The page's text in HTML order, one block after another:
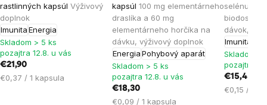
rastlinných kapsúl Výživový
doplnok
ImunitaEnergia
je
5,0
z
5
hviezdičiek.
Skladom > 5 ks
pozajtra 12.8. u vás
€21,90
Jednotková
€0,37 / 1 kapsula
kapsúl 100 mg elementárneho
draslíka a 60 mg
elementárneho horčíka na
dávku, výživový doplnok
EnergiaPohybový aparát
je
5,0
z
5
hviezdičiek.
Skladom > 5 ks
pozajtra 12.8. u vás
€18,30
Jednotková
€0,09 / 1 kapsula
selénu vo
dávok,
Imunita
je
4,8
z
5
Skladom >
pozajtra
€15,45
Jednotková
€0,15 / 1